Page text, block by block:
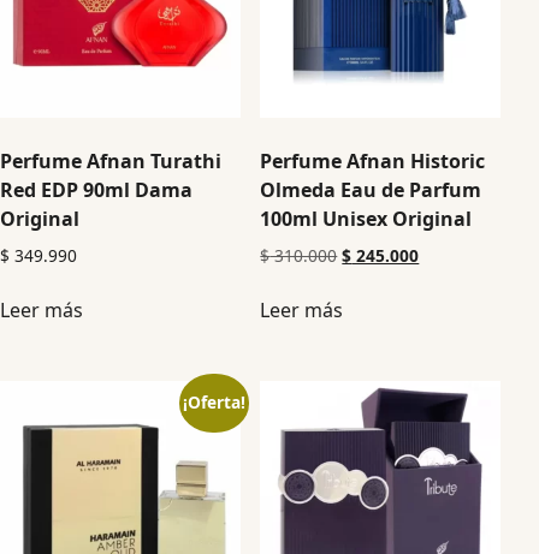
Perfume Afnan Turathi
Red EDP 90ml Dama
Original
$ 349.990
Leer más
Perfume Afnan Historic
Olmeda Eau de Parfum
100ml Unisex Original
$310.000 $ 245.000
Leer más
¡Oferta!